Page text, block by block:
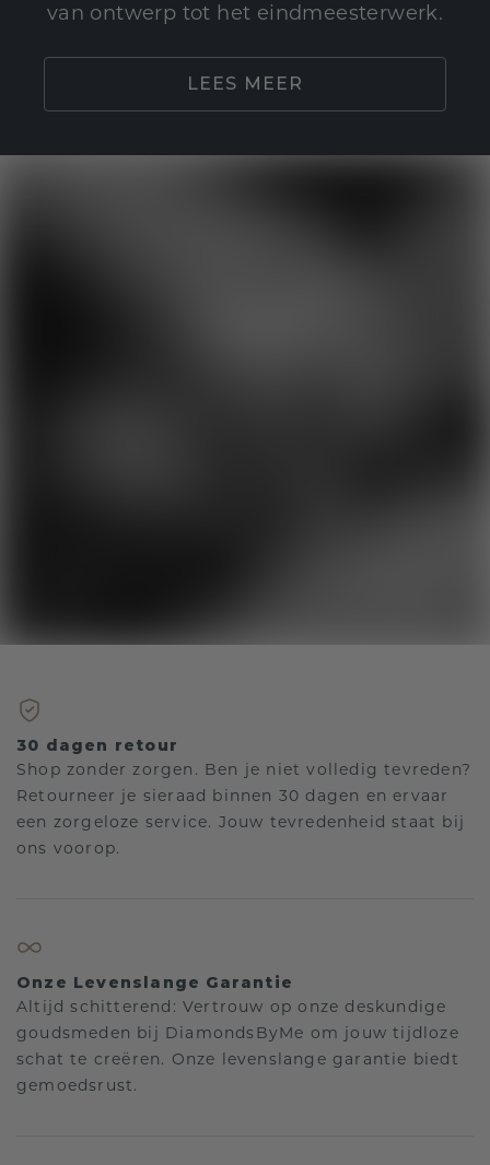
van ontwerp tot het eindmeesterwerk.
LEES MEER
30 dagen retour
Shop zonder zorgen. Ben je niet volledig tevreden?
Retourneer je sieraad binnen 30 dagen en ervaar
een zorgeloze service. Jouw tevredenheid staat bij
ons voorop.
Onze Levenslange Garantie
Altijd schitterend: Vertrouw op onze deskundige
goudsmeden bij DiamondsByMe om jouw tijdloze
schat te creëren. Onze levenslange garantie biedt
gemoedsrust.